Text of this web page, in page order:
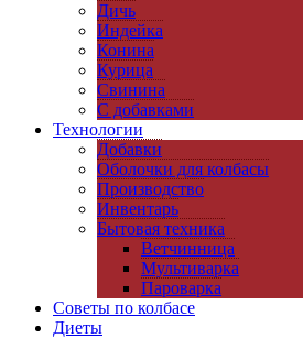
Дичь
Индейка
Конина
Курица
Свинина
C добавками
Технологии
Добавки
Оболочки для колбасы
Производство
Инвентарь
Бытовая техника
Ветчинница
Мультиварка
Пароварка
Советы по колбасе
Диеты